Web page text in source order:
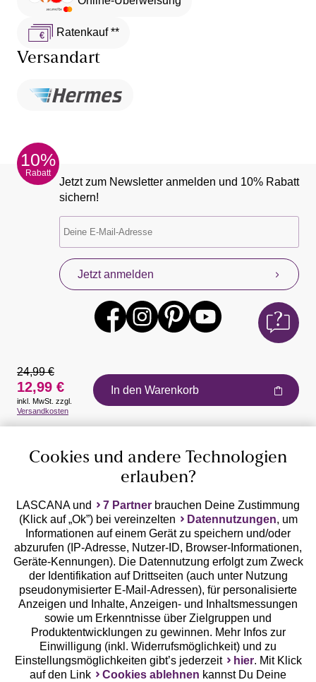
Ratenkauf **
Versandart
10%
Rabatt
Jetzt zum Newsletter anmelden und 10% Rabatt
sichern!
Jetzt anmelden
Auszeichnungen
Geprüfte Sicherheit
Unsere Apps
24,99 €
12,99 €
inkl. MwSt. zzgl.
Versandkosten
In den Warenkorb
Cookies und andere Technologien
erlauben?
LASCANA und 7 Partner brauchen Deine Zustimmung
(Klick auf „Ok”) bei vereinzelten
Datennutzungen, um
Informationen auf einem Gerät zu speichern und/oder
abzurufen (IP-Adresse, Nutzer-ID, Browser-Informationen,
Geräte-Kennungen). Die Datennutzung erfolgt zum Zweck
der Identifikation auf Drittseiten (auch unter Nutzung
pseudonymisierter E-Mail-Adressen), für personalisierte
Anzeigen und Inhalte, Anzeigen- und Inhaltsmessungen
sowie um Erkenntnisse über Zielgruppen und
Produktentwicklungen zu gewinnen. Mehr Infos zur
Einwilligung (inkl. Widerrufsmöglichkeit) und zu
Einstellungsmöglichkeiten gibt’s jederzeit
hier. Mit Klick
auf den Link
Cookies ablehnen kannst Du Deine